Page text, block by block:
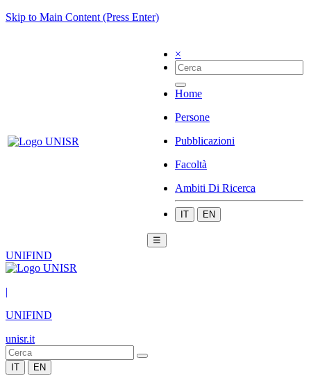
Skip to Main Content (Press Enter)
×
Home
Persone
Pubblicazioni
Facoltà
Ambiti Di Ricerca
IT EN
☰
UNIFIND
|
UNIFIND
unisr.it
IT EN